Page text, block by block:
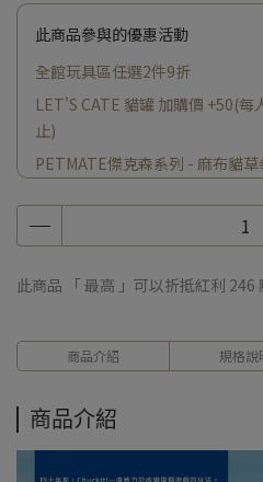
此商品參與的優惠活動
全館玩具區任選2件9折
LET'S CATE 貓罐 加購價 +50(
止)
PETMATE傑克森系列 - 麻布貓
此商品 「 最高 」可以折抵紅利 246
商品介紹 規格說
商品介紹